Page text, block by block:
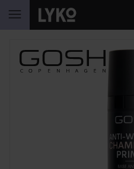
GÅ TIL INDHOLD
SPRING OVER